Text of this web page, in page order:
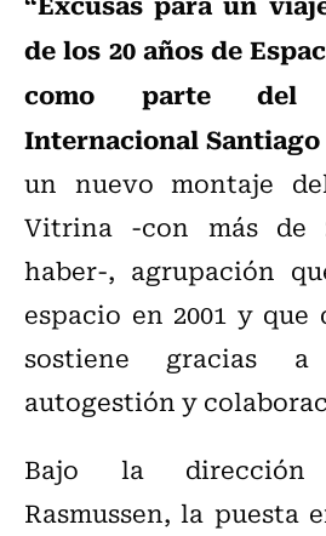
de los 20 años de
como parte del
Internacional
un nuevo montaje
Vitrina -con más de
haber-, agrupación
espacio en 2001 y que
sostiene gracias
autogestión y
Bajo la dirección
Rasmussen, la puesta